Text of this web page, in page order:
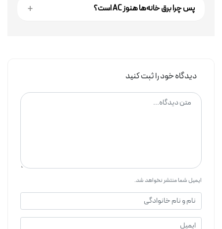
نیروگاه‌های دوردست/دریایی، لینک‌های بین‌ناحیه‌ای و برخی
پس چرا برق خانه‌ها هنوز AC است؟ +
دیدگاه خود را ثبت کنید
ایمیل شما منتشر نخواهد شد.